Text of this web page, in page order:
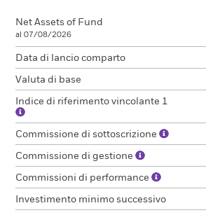
Net Assets of Fund
al 07/08/2026
Data di lancio comparto
Valuta di base
Indice di riferimento vincolante 1
Commissione di sottoscrizione
Commissione di gestione
Commissioni di performance
Investimento minimo successivo